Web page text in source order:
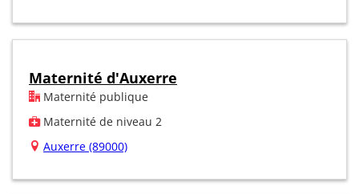
Maternité d'Auxerre
Maternité publique
Maternité de niveau 2
Auxerre (89000)